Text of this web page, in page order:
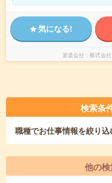
気になる!
派遣会社 株式会
検索条
職種でお仕事情報を絞り込
他の